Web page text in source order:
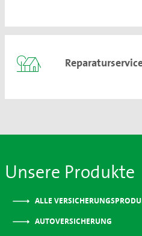
Unsere Produkte
ALLE
AUTOVERSICHERUNG